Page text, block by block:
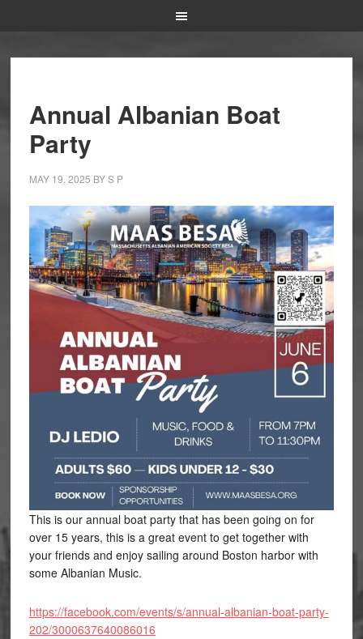
Annual Albanian Boat
Party
MAY 19, 2025 BYS P
This is our annual boat party that has been going on for
over 15 years, this is a great event to get together with
your friends and enjoy sailing around Boston harbor with
some Albanian Music.
https://facebook.com/events/s/annual-albanian-boat-party-
202/3000637640086016